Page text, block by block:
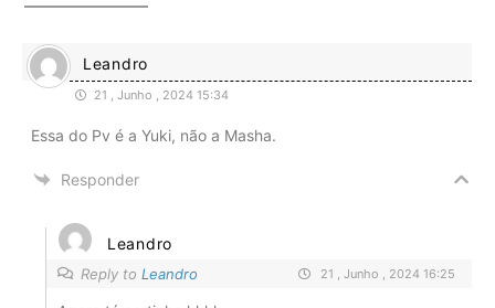
Leandro
21 , Junho , 2024 15:34
Essa do Pv é a Yuki, não a Masha.
Responder
Leandro
Reply to Leandro 21 , Junho , 2024 16:25